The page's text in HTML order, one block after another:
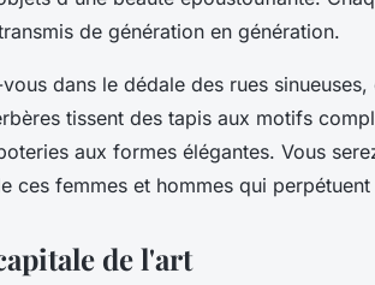
de génération en génération.
dans le dédale des rues
tissent des tapis aux motifs
aux formes élégantes. Vous
ces femmes et hommes qui
de l'art